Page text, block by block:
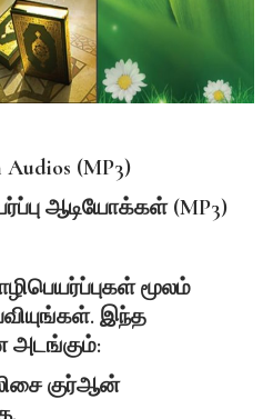
(MP3)
ஆடியோக்கள் (MP3)
மூலம்
இந்த
அடங்கும்:
குர்ஆன்